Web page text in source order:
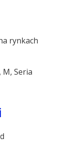
rynkach
M, Seria